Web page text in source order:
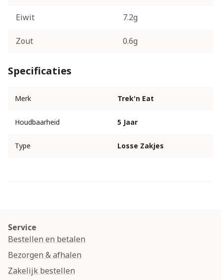
Eiwit 7.2g
Zout 0.6g
Specificaties
Merk Trek'n Eat
Houdbaarheid 5 Jaar
Type Losse Zakjes
Service
Bestellen en betalen
Bezorgen & afhalen
Zakelijk bestellen